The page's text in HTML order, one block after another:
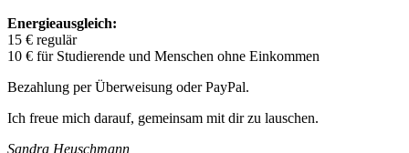
Energieausgleich:
15 € regulär
10 € für Studierende und Menschen ohne Einkommen
Bezahlung per Überweisung oder PayPal.
Ich freue mich darauf, gemeinsam mit dir zu lauschen.
Sandra Heuschmann